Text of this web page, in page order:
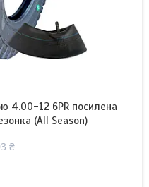
4.00-12 6PR посилена
(All Season)
₴